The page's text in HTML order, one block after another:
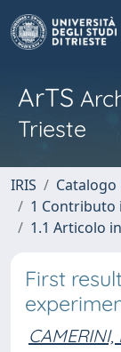
ArTS
Trieste
IRIS
Catalogo
1 Contributo
1.1 Articolo
First